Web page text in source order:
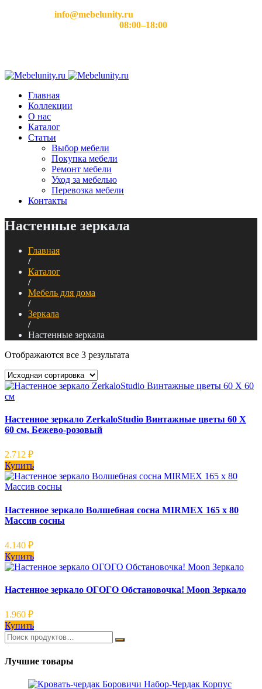
info@mebelunity.ru
08:00–18:00
Главная
Коллекции
О нас
Каталог
Статьи
Выбор мебели
Покупка мебели
Ремонт мебели
Уход за мебелью
Перевозка мебели
Контакты
Настенные зеркала
Главная
/
Каталог
/
Мебель для дома
/
Зеркала
/
Настенные зеркала
Отображаются все 3 результата
Настенное зеркало ZerkaloStudio Винтажные цветы 60 Х
60 см, Бежево-розовый
2.712 ₽
Купить
Настенное зеркало Волшебная сосна MIRMEX 165 x 80
Массив сосны
4.140 ₽
Купить
Настенное зеркало ОГОГО Обстановочка! Moon Зеркало
1.960 ₽
Купить
Лучшие товары